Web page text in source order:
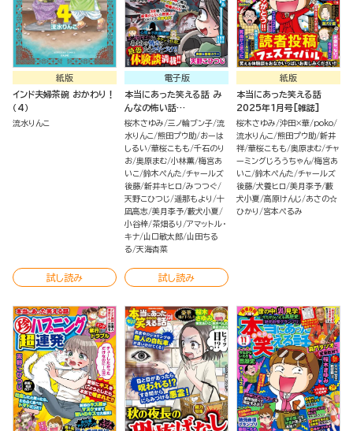
紙版
インド夫婦茶碗 おかわり！
（4）
流水りんこ
試し読み
電子版
本当にあった笑える話 み
んなの怖い話
2024→2025冬
桜木さゆみ 三ノ輪ブン子 流
水りんこ 熊田プウ助 おーは
しるい 華桜こもも 千石のり
お 奥原まむ 小林薫 梅宮あ
いこ 鈴木ぺんた チャールズ
後藤 新井キヒロ みつつぐ
天野こひつじ 遥那もより
十
凪高志 美月李予 藪犬小夏
小谷梓 茶畑るり
アマットル・
キナ 山口敏太郎 山田ちる
る 天海杏菜
試し読み
紙版
本当にあった笑える話
2025年1月号[雑誌]
桜木さゆみ 沖田×華 poko
流水りんこ 熊田プウ助 新井
祥 華桜こもも 奥原まむ チャ
ーミングじろうちゃん 梅宮あ
いこ 鈴木ぺんた チャールズ
後藤 犬養ヒロ 美月李予 藪
犬小夏 高原けんじ
あさの☆
ひかり
宮本ぺるみ